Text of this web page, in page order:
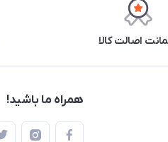
اصالت کالا
همراه ما باشید!